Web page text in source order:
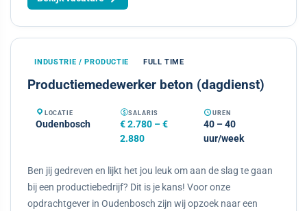
INDUSTRIE / PRODUCTIE FULL TIME
Productiemedewerker beton (dagdienst)
LOCATIE
Oudenbosch
SALARIS
€ 2.780 – €
2.880
UREN
40 – 40
uur/week
Ben jij gedreven en lijkt het jou leuk om aan de slag te gaan
bij een productiebedrijf? Dit is je kans! Voor onze
opdrachtgever in Oudenbosch zijn wij opzoek naar een